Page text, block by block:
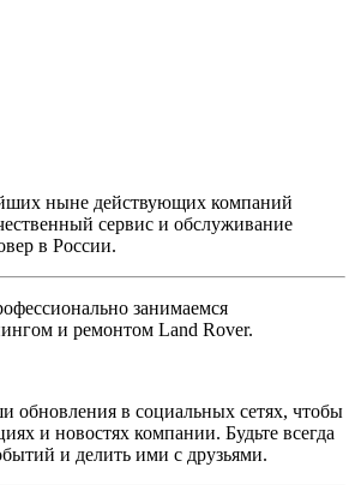
ныне действующих компаний
сервис и обслуживание
в России.
занимаемся
и ремонтом Land Rover.
обновления в социальных сетях, чтобы
и новостях компании. Будьте всегда
и делить ими с друзьями.